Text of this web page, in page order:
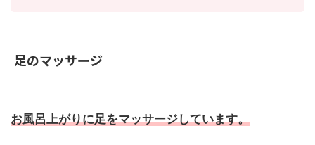
足のマッサージ
お風呂上がりに足をマッサージしています。